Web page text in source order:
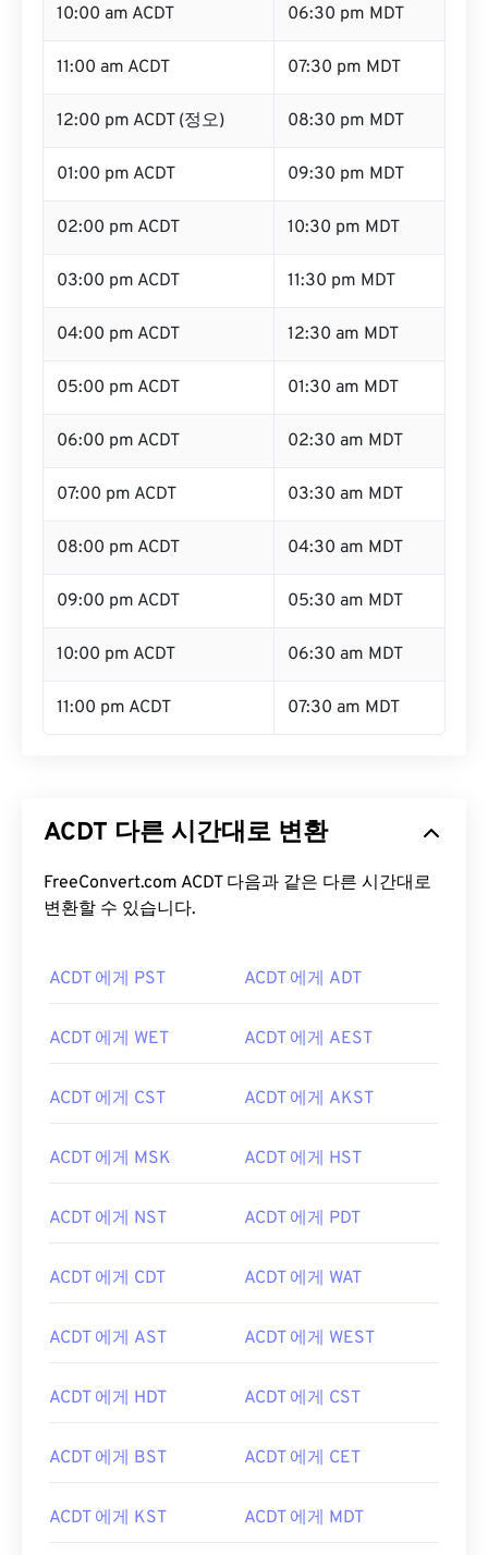
10:00 am ACDT 06:30 pm MDT
11:00 am ACDT 07:30 pm MDT
12:00 pm ACDT (정오) 08:30 pm MDT
01:00 pm ACDT 09:30 pm MDT
02:00 pm ACDT 10:30 pm MDT
03:00 pm ACDT 11:30 pm MDT
04:00 pm ACDT 12:30 am MDT
05:00 pm ACDT 01:30 am MDT
06:00 pm ACDT 02:30 am MDT
07:00 pm ACDT 03:30 am MDT
08:00 pm ACDT 04:30 am MDT
09:00 pm ACDT 05:30 am MDT
10:00 pm ACDT 06:30 am MDT
11:00 pm ACDT 07:30 am MDT
ACDT 다른 시간대로 변환
FreeConvert.com ACDT 다음과 같은 다른 시간대로
변환할 수 있습니다.
ACDT 에게 PST ACDT 에게 ADT
ACDT 에게 WET ACDT 에게 AEST
ACDT 에게 CST ACDT 에게 AKST
ACDT 에게 MSK ACDT 에게 HST
ACDT 에게 NST ACDT 에게 PDT
ACDT 에게 CDT ACDT 에게 WAT
ACDT 에게 AST ACDT 에게 WEST
ACDT 에게 HDT ACDT 에게 CST
ACDT 에게 BST ACDT 에게 CET
ACDT 에게 KST ACDT 에게 MDT